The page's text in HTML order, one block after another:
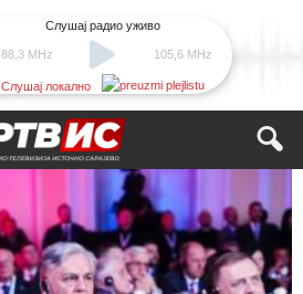
88,3 MHz
Слушај радио уживо
105,6 MHz
Слушај локално